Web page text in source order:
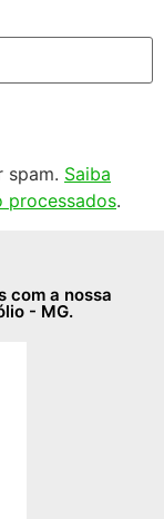
spam. Saiba
processados.
com a nossa
- MG.